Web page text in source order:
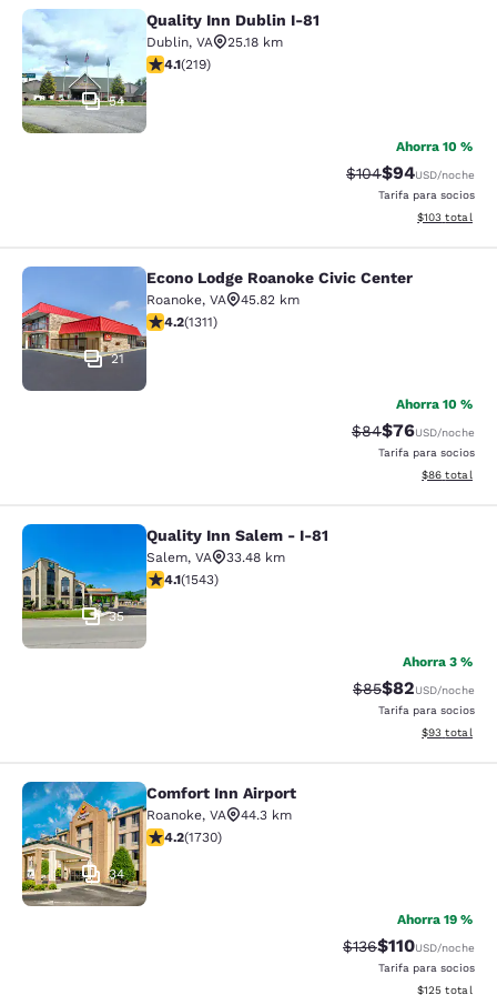
Quality Inn Dublin I-81
54
Quality Inn Dublin I-81
Dublin, VA
25.18 km
calificación de 4.08 estrellas. Muy bueno. 219 reseñas
4.1(219)
Ahorra 10 %
Precio tachado:
$104Precio con
$94USD/noche
Tarifa para socios
Ver detalles
$103 total
Econo Lodge Roanoke Civic Center
21
Econo Lodge Roanoke Civic Center
Roanoke, VA
45.82 km
calificación de 4.21 estrellas. Excelente. 1311 reseñas
4.2(1311)
Ahorra 10 %
Precio tachado:
$84Precio con
$76USD/noche
Tarifa para socios
Ver detalles
$86 total
Quality Inn Salem - I-81
35
Quality Inn Salem - I-81
Salem, VA
33.48 km
calificación de 4.07 estrellas. Muy bueno. 1543
4.1(1543)
Ahorra 3 %
Precio tachado:
$85Precio con
$82USD/noche
Tarifa para socios
Ver detalles
$93 total
Comfort Inn Airport
34
Comfort Inn Airport
Roanoke, VA
44.3 km
calificación de 4.24 estrellas. Excelente. 1730 reseñas
4.2(1730)
Ahorra 19 %
Precio tachado:
$136Precio con
$110USD/noche
Tarifa para socios
Ver detalles
$125 total